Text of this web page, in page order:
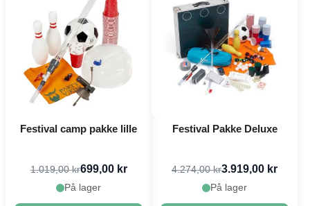
Festival camp pakke lille
1.019,00 kr699,00 kr
På lager
Festival Pakke Deluxe
4.274,00 kr3.919,00 kr
På lager